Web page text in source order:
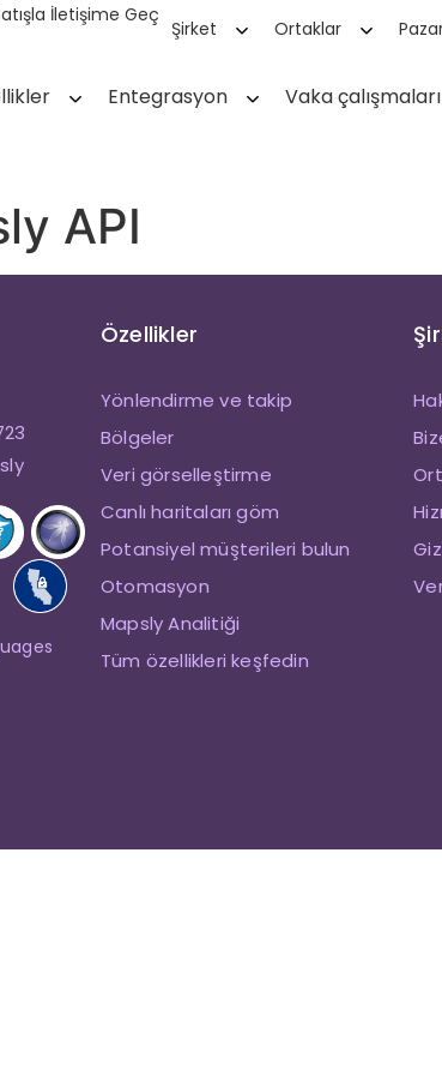
İletişime Geç
Şirket Ortaklar
Entegrasyon Vaka çalışmaları
API
Özellikler
Yönlendirme ve takip
Bölgeler
Veri görselleştirme
Canlı haritaları göm
Potansiyel müşterileri bulun
Otomasyon
Mapsly Analitiği
Tüm özellikleri keşfedin